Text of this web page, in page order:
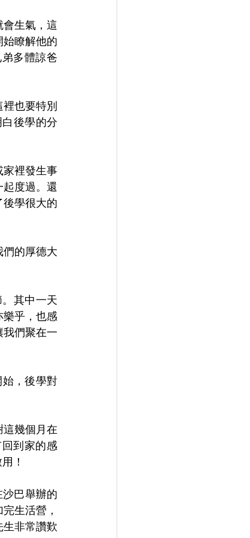
生氣，這
瞭解他的
多體諒爸
也要特別
後學的分
裡發生事
度過。還
學很大的
的厚德大
其中一天
乎，也感
們聚在一
，後學對
幾個月在
到家的感
！
巴舉辦的
生活營，
非常讚歎